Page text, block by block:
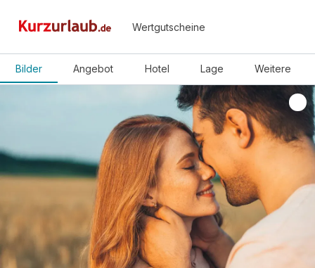
Wertgutscheine
Bilder Angebot Hotel Lage Weitere